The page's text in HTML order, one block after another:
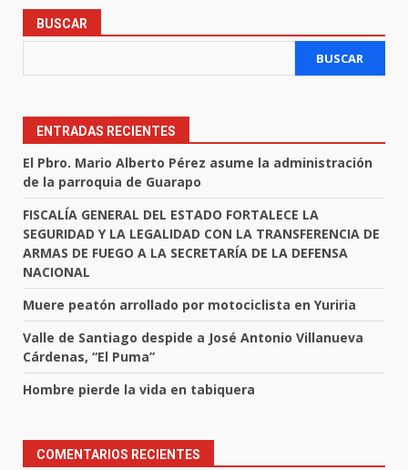
BUSCAR
BUSCAR
ENTRADAS RECIENTES
El Pbro. Mario Alberto Pérez asume la administración
de la parroquia de Guarapo
FISCALÍA GENERAL DEL ESTADO FORTALECE LA
SEGURIDAD Y LA LEGALIDAD CON LA TRANSFERENCIA DE
ARMAS DE FUEGO A LA SECRETARÍA DE LA DEFENSA
NACIONAL
Muere peatón arrollado por motociclista en Yuriria
Valle de Santiago despide a José Antonio Villanueva
Cárdenas, “El Puma”
Hombre pierde la vida en tabiquera
COMENTARIOS RECIENTES